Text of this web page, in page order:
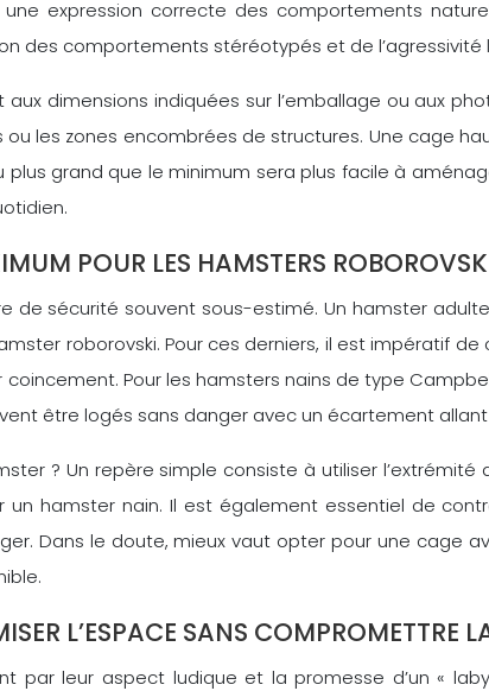
expression correcte des comportements
des comportements stéréotypés et de l’agressivité
dimensions indiquées sur l’emballage ou aux
les zones encombrées de structures. Une cage
plus grand que le minimum sera plus facile à
POUR LES HAMSTERS
de sécurité souvent sous-estimé. Un hamster
roborovski. Pour ces derniers, il est impératif de
Pour les hamsters nains de type
être logés sans danger avec un écartement allant
? Un repère simple consiste à utiliser
hamster nain. Il est également essentiel de
Dans le doute, mieux vaut opter pour une cage
L’ESPACE SANS COMPROMETTRE
leur aspect ludique et la promesse d’un «